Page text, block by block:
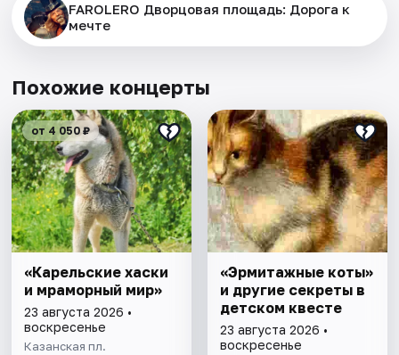
FAROLERO Дворцовая площадь: Дорога к
мечте
Похожие концерты
от 4 050 ₽
«Карельские хаски
и мраморный мир»
23 августа 2026 •
воскресенье
Казанская пл.
«Эрмитажные коты»
и другие секреты в
детском квесте
23 августа 2026 •
воскресенье